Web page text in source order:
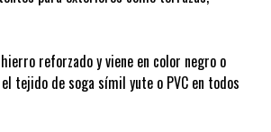
reforzado y viene en color negro o
tejido de soga símil yute o PVC en todos